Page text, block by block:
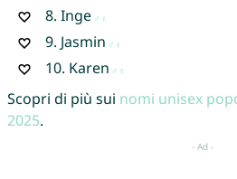
8. Inge
9. Jasmin
10. Karen
Scopri di più sui nomi unisex
2025.